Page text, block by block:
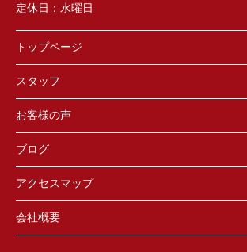
定休日： 水曜日
トップページ
スタッフ
お客様の声
ブログ
アクセスマップ
会社概要